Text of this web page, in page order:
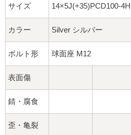
平面座ナット
ロング平面ナット
ショート平面ナット
球面座ナット
サイズ 14×5J(+35)PCD100-
カラー Silver シルバー
ボルト形 球面座 M12
表面傷
錆・腐食
歪・亀裂